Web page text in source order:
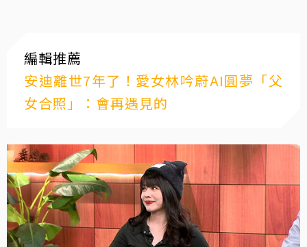
編輯推薦
安迪離世7年了！愛女林吟蔚AI圓夢「父
女合照」：會再遇見的